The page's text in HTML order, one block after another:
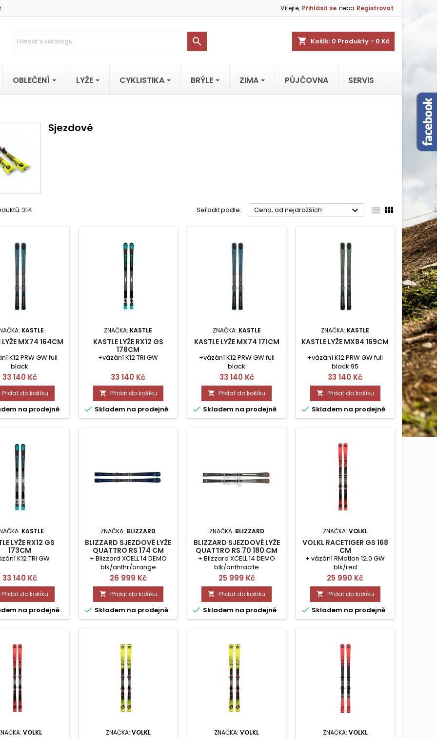
Vítejte, Přihlásit se nebo Registrovat
shopping_cart Košík: 0 Produkty - 0 Kč

OBLEČENÍ LYŽE CYKLISTIKA BRÝLE ZIMA PŮJČOVNA SERVIS
Sjezdové
314 Seřadit podle: Cena, od nejdražších   
KASTLE
LYŽE MX74 164CM
K12 PRW GW full
black
Cena
33 140 Kč
Přidat do košíku
na prodejně
ZNAČKA: KASTLE
KASTLE LYŽE RX12 GS
178CM
+vázání K12 TRI GW
Cena
33 140 Kč
 Přidat do košíku
 Skladem na prodejně
ZNAČKA: KASTLE
KASTLE LYŽE MX74 171CM
+vázání K12 PRW GW full
black
Cena
33 140 Kč
 Přidat do košíku
 Skladem na prodejně
ZNAČKA: KASTLE
KASTLE LYŽE MX84 169CM
+vázání K12 PRW GW full
black 95
Cena
33 140 Kč
 Přidat do košíku
 Skladem na prodejně
KASTLE
LYŽE RX12 GS
173CM
K12 TRI GW
Cena
33 140 Kč
Přidat do košíku
na prodejně
ZNAČKA: BLIZZARD
BLIZZARD SJEZDOVÉ LYŽE
QUATTRO RS 174 CM
+ Blizzard XCELL 14 DEMO
blk/anthr/orange
Cena
26 999 Kč
 Přidat do košíku
 Skladem na prodejně
ZNAČKA: BLIZZARD
BLIZZARD SJEZDOVÉ LYŽE
QUATTRO RS 70 180 CM
+ Blizzard XCELL 14 DEMO
blk/anthracite
Cena
25 999 Kč
 Přidat do košíku
 Skladem na prodejně
ZNAČKA: VOLKL
VOLKL RACETIGER GS 168
CM
+ vázání RMotion 12.0 GW
blk/red
Cena
25 990 Kč
 Přidat do košíku
 Skladem na prodejně
VOLKL ZNAČKA: VOLKL ZNAČKA:VOLKL ZNAČKA: VOLKL